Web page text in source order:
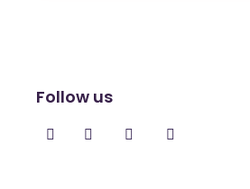
Follow us